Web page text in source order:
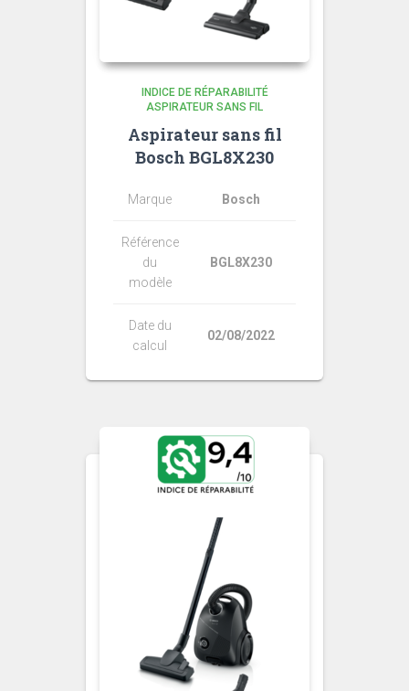
INDICE DE RÉPARABILITÉ
ASPIRATEUR SANS FIL
Aspirateur sans fil
Bosch BGL8X230
Marque Bosch
Référence
du
modèle
BGL8X230
Date du
calcul
02/08/2022